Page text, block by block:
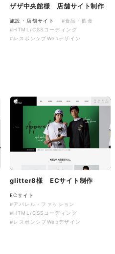
ター様 コーポレートサイト制
コーポレートサイト
#介護・福祉
#HTML/CSSコーディング
#レスポンシブWebデザイン
ザザ中央館様 店舗サイト制作
施設・店舗サイト
#食品・飲食
#HTML/CSSコーディング
#レスポンシブWebデザイン
glitter8様 ECサイト制作
ECサイト
#アパレル・ファッション
#HTML/CSSコーディング
#レスポンシブWebデザイン